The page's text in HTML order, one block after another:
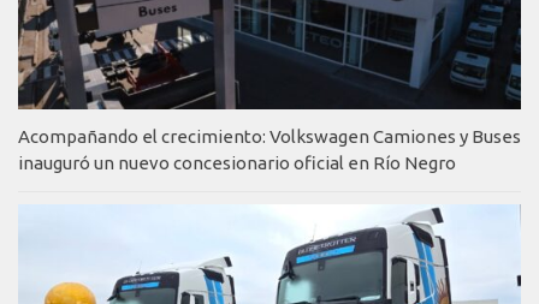
Acompañando el crecimiento: Volkswagen Camiones y Buses
inauguró un nuevo concesionario oficial en Río Negro